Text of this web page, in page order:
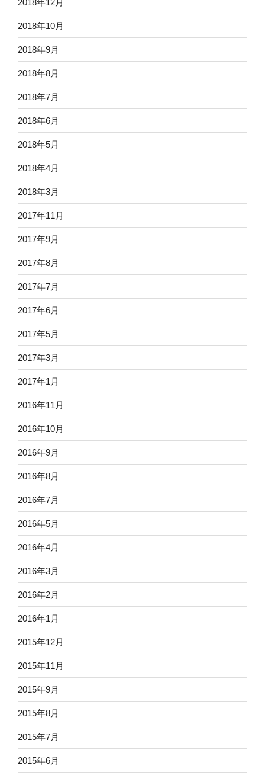
2018年10月
2018年9月
2018年8月
2018年7月
2018年6月
2018年5月
2018年4月
2018年3月
2017年11月
2017年9月
2017年8月
2017年7月
2017年6月
2017年5月
2017年3月
2017年1月
2016年11月
2016年10月
2016年9月
2016年8月
2016年7月
2016年5月
2016年4月
2016年3月
2016年2月
2016年1月
2015年12月
2015年11月
2015年9月
2015年8月
2015年7月
2015年6月